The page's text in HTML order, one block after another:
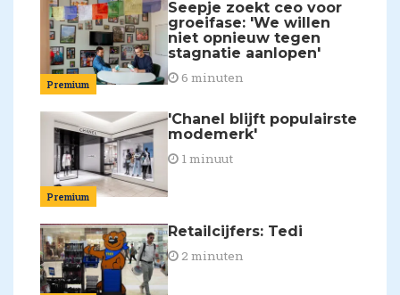
Premium
Seepje zoekt ceo voor
groeifase: 'We willen
niet opnieuw tegen
stagnatie aanlopen'
6 minuten
Premium
'Chanel blijft populairste
modemerk'
1 minuut
Retailcijfers: Tedi
2 minuten